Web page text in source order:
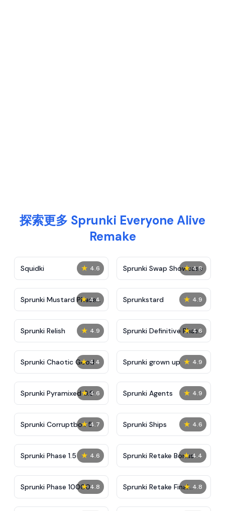
探索更多 Sprunki Everyone Alive
Remake
★ 4.6
Squidki ★ 4.8
Sprunki Swap Showcase
★ 4.4
Sprunki Mustard Phase
2
★ 4.9
Sprunkstard
★ 4.9
Sprunki Relish ★ 4.6
Sprunki Definitive Phase
7
★ 4.4
Sprunki Chaotic Good ★ 4.9
Sprunki grown up
★ 4.6
Sprunki Pyramixed 0.9 ★ 4.9
Sprunki Agents
★ 4.7
Sprunki Corruptbox 5 ★ 4.6
Sprunki Ships
★ 4.6
Sprunki Phase 1.5 ★ 4.4
Sprunki Retake Bonus
★ 4.8
Sprunki Phase 10000 ★ 4.8
Sprunki Retake Final
Update